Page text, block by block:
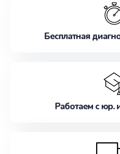
наилучшим образом. Не
Бесплатная
Работаем с юр.